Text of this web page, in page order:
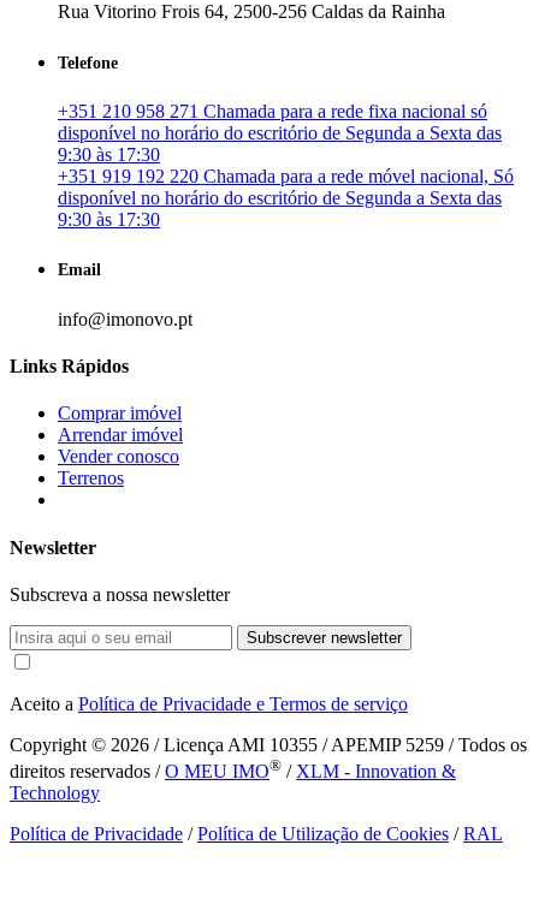
Rua Vitorino Frois 64, 2500-256 Caldas da Rainha
Telefone
+351 210 958 271 Chamada para a rede fixa nacional só
disponível no horário do escritório de Segunda a Sexta das
9:30 às 17:30
+351 919 192 220 Chamada para a rede móvel nacional, Só
disponível no horário do escritório de Segunda a Sexta das
9:30 às 17:30
Email
info@imonovo.pt
Links Rápidos
Comprar imóvel
Arrendar imóvel
Vender conosco
Terrenos
Newsletter
Subscreva a nossa newsletter
Subscrever newsletter
Aceito a Política de Privacidade e Termos de serviço
Copyright © 2026 / Licença AMI 10355 / APEMIP 5259 / Todos os
direitos reservados /O MEU IMO® / XLM - Innovation &
Technology
Política de Privacidade /Política de Utilização de Cookies /RAL